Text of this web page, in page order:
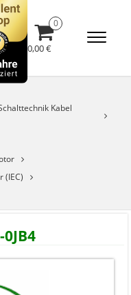
0,00 €
Kabel
(IEC)